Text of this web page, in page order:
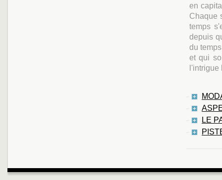
en
Chaque
temps
depuis
du
et qui
l'intrigue
LE